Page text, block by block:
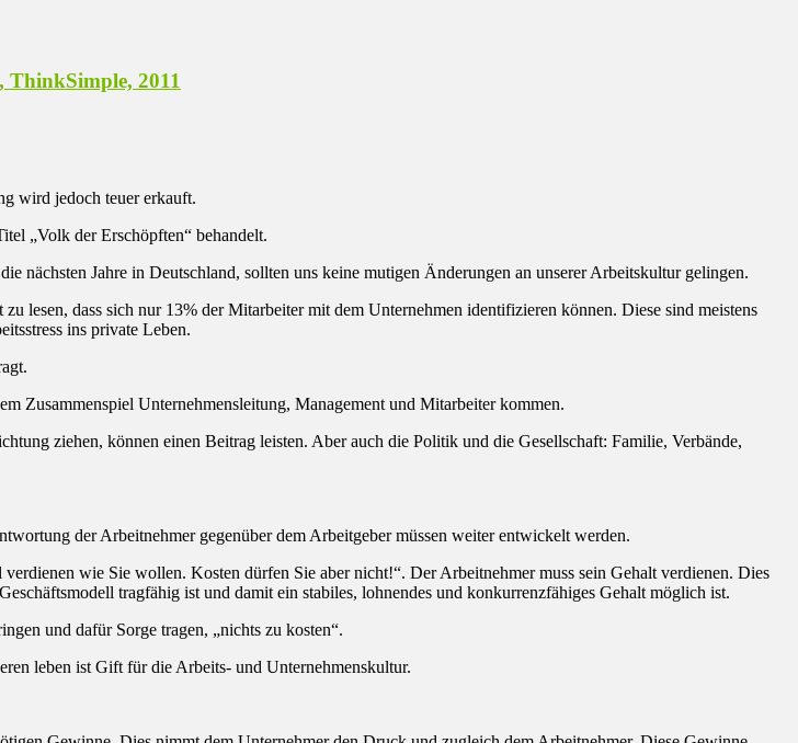
ThinkSimple, 2011
wird jedoch teuer erkauft.
„Volk der Erschöpften“ behandelt.
nächsten Jahre in Deutschland, sollten uns keine mutigen Änderungen an unserer Arbeitskultur gelingen.
lesen, dass sich nur 13% der Mitarbeiter mit dem Unternehmen identifizieren können. Diese sind meistens
ins private Leben.
Zusammenspiel Unternehmensleitung, Management und Mitarbeiter kommen.
ziehen, können einen Beitrag leisten. Aber auch die Politik und die Gesellschaft: Familie, Verbände,
der Arbeitnehmer gegenüber dem Arbeitgeber müssen weiter entwickelt werden.
wie Sie wollen. Kosten dürfen Sie aber nicht!“. Der Arbeitnehmer muss sein Gehalt verdienen. Dies
tragfähig ist und damit ein stabiles, lohnendes und konkurrenzfähiges Gehalt möglich ist.
und dafür Sorge tragen, „nichts zu kosten“.
leben ist Gift für die Arbeits- und Unternehmenskultur.